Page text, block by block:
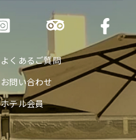
よくあるご質問
お問い合わせ
ホテル会員